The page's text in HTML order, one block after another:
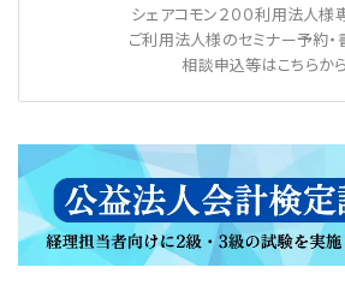
シェアコモン２００利用法人様
ご利用法人様のセミナー予約・
相談申込等はこちらから